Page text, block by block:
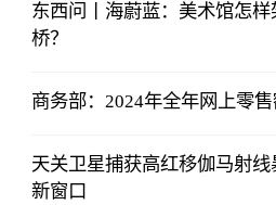
东西问丨海蔚蓝：美术馆怎
桥？
商务部：2024年全年网上零
天关卫星捕获高红移伽马射
新窗口